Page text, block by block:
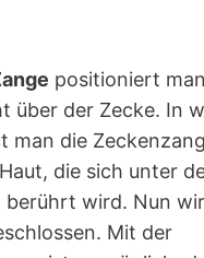
positioniert
über der Zecke. In
man die
die sich unter
berührt wird. Nun
Mit der